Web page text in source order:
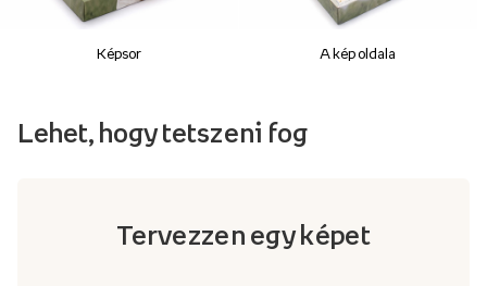
Képsor A kép oldala
Lehet, hogy tetszeni fog
Tervezzen egy képet